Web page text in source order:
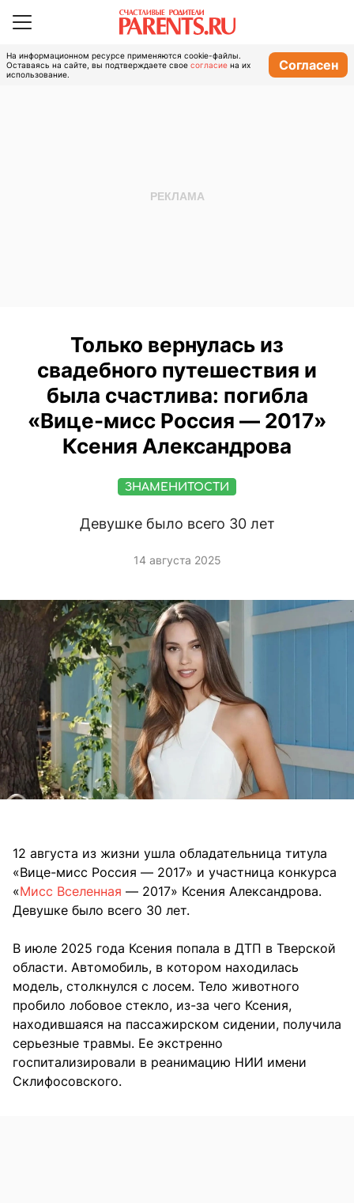
На информационном ресурсе применяются cookie-файлы.
Оставаясь на сайте, вы подтверждаете свое согласие на их
использование.
Согласен
Только вернулась из
свадебного путешествия и
была счастлива: погибла
«Вице-мисс Россия — 2017»
Ксения Александрова
ЗНАМЕНИТОСТИ
Девушке было всего 30 лет
14 августа 2025
12 августа из жизни ушла обладательница титула
«Вице-мисс Россия — 2017» и участница конкурса
«Мисс Вселенная — 2017» Ксения Александрова.
Девушке было всего 30 лет.
В июле 2025 года Ксения попала в ДТП в Тверской
области. Автомобиль, в котором находилась
модель, столкнулся с лосем. Тело животного
пробило лобовое стекло, из-за чего Ксения,
находившаяся на пассажирском сидении, получила
серьезные травмы. Ее экстренно
госпитализировали в реанимацию НИИ имени
Склифосовского.